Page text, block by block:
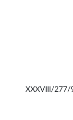
XXXVIII/277/